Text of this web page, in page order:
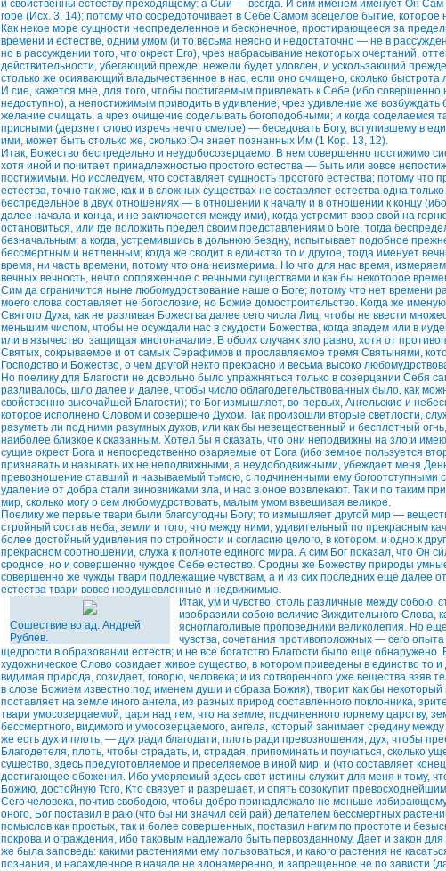
и свойственны естеству преходящему: а Сый — всегда. И сим именем именует Он
горе (Исх. 3, 14); потому что сосредоточивает в Себе Самом всецелое бытие, которое
Как некое море сущности неопределенное и бесконечное, простирающееся за
времени и естестве, одним умом (и то весьма неясно и недостаточно — не в
но в рассуждении того, что окрест Его), чрез набрасывание некоторых очертаний,
действительности, убегающий прежде, нежели будет уловлен, и ускользающий
столько же осиявающий владычественное в нас, если оно очищено, сколько быстрота
И сие, кажется мне, для того, чтобы постигаемым привлекать к Себе (ибо
недоступно), а непостижимым приводить в удивление, чрез удивление же
желание очищать, а чрез очищение соделывать богоподобными; и когда соделаемся
присными (дерзнет слово изречь нечто смелое) — беседовать Богу, вступившему в
ими, может быть столько же, сколько Он знает познанных Им (1 Кор. 13, 12).
Итак, Божество беспредельно и неудобосозерцаемо. В нем совершенно постижимо
хотя иной и почитает принадлежностью простого естества — быть или вовсе
постижимым. Но исследуем, что составляет сущность простого естества; потому что
естества, точно так же, как и в сложных существах не составляет естества одна
беспредельное в двух отношениях — в отношении к началу и в отношении к концу
далее начала и конца, и не заключается между ими), когда устремит взор свой на
остановиться, или где положить предел своим представлениям о Боге, тогда
безначальным; а когда, устремившись в дольнюю бездну, испытывает подобное
бессмертным и нетленным; когда же сводит в единство то и другое, тогда именует
время, ни часть времени, потому что она неизмерима. Но что для нас время,
вечных вечность, нечто сопряженное с вечными существами и как бы некоторое
Сим да ограничится ныне любомудрствование наше о Боге; потому что нет времени
моего слова составляет не богословие, но Божие домостроительство. Когда же
Святого Духа, как не разливая Божества далее сего числа Лиц, чтобы не ввести
меньшим числом, чтобы не осуждали нас в скудости Божества, когда впадем или в
или в язычество, защищая многоначалие. В обоих случаях зло равно, хотя от
Святых, сокрываемое и от самых Серафимов и прославляемое тремя Святынями,
Господство и Божество, о чем другой некто прекрасно и весьма высоко
Но поелику для Благости не довольно было упражняться только в созерцании Себя
разливалось, шло далее и далее, чтобы число облагодетельствованных было, как
свойственно высочайшей Благости); то Бог измышляет, во-первых, Ангельские и
которое исполнено Словом и совершено Духом. Так произошли вторые светлости,
разуметь ли под ними разумных духов, или как бы невещественный и бесплотный огнь,
наиболее близкое к сказанным. Хотел бы я сказать, что они неподвижны на зло и
сущие окрест Бога и непосредственно озаряемые от Бога (ибо земное пользуется
признавать и называть их не неподвижными, а неудободвижными, убеждает меня
превозношение ставший и называемый тьмою, с подчиненными ему богоотступными
удаление от добра стали виновниками зла, и нас в оное возвлекают. Так и по таким
мир, сколько могу о сем любомудрствовать, малым умом взвешивая великое.
Поелику же первые твари были благоугодны Богу; то измышляет другой мир —
стройный состав неба, земли и того, что между ними, удивительный по прекрасным
более достойный удивления по стройности и согласию целого, в котором, и одно к
прекрасном соотношении, служа к полноте единого мира. А сим Бог показал, что Он
сродное, но и совершенно чуждое Себе естество. Сродны же Божеству природы
совершенно же чужды твари подлежащие чувствам, а и из сих последних еще далее
естества твари вовсе неодушевленные и недвижимые.
Сошествие во ад. Андрей
Рублев.
Итак, ум и чувство, столь различные между собою,
изобразили собою величие Зиждительного Слова,
ясноглаголивые проповедники великолепия. Но
чувства, сочетания противоположных — сего
щедрости в образовании естеств; и не все богатство Благости было еще обнаружено.
художническое Слово созидает живое существо, в котором приведены в единство то и
видимая природа, созидает, говорю, человека; и из сотворенного уже вещества взяв
в слове Божием известно под именем души и образа Божия), творит как бы
поставляет на земле иного ангела, из разных природ составленного поклонника,
твари умосозерцаемой, царя над тем, что на земле, подчиненного горнему царству,
бессмертного, видимого и умосозерцаемого, ангела, который занимает средину
же есть дух и плоть, — дух ради благодати, плоть ради превозношения, дух, чтобы
Благодетеля, плоть, чтобы страдать, и, страдая, припоминать и поучаться, сколько
существо, здесь предуготовляемое и преселяемое в иной мир, и (что составляет
достигающее обожения. Ибо умеряемый здесь свет истины служит для меня к тому,
Божию, достойную Того, Кто связует и разрешает, и опять совокупит
Сего человека, почтив свободою, чтобы добро принадлежало не меньше
оного, Бог поставил в раю (что бы ни значил сей рай) делателем бессмертных
помыслов как простых, так и более совершенных, поставил нагим по простоте и
покрова и ограждения, ибо таковым надлежало быть первозданному. Дает и закон
же была заповедь: какими растениями ему пользоваться, и какого растения не
познания, и насажденное в начале не злонамеренно, и запрещенное не по зависти